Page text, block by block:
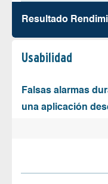
Resultado
Usabilidad
Falsas alarmas
una aplicación